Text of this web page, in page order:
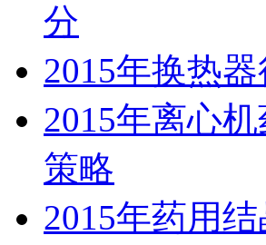
分
2015年换热
2015年离心
策略
2015年药用